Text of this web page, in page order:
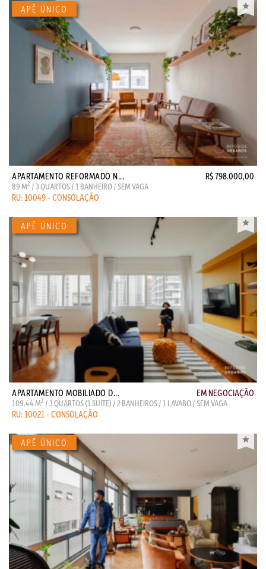
APARTAMENTO REFORMADO N... R$ 798.000,00
89 M2 / 3 QUARTOS / 1 BANHEIRO / SEM VAGA
RU: 10049 - CONSOLAÇÃO
APARTAMENTO MOBILIADO D... EM NEGOCIAÇÃO
109.44 M2 / 3 QUARTOS (1 SUITE) / 2 BANHEIROS / 1 LAVABO / SEM VAGA
RU: 10021 - CONSOLAÇÃO